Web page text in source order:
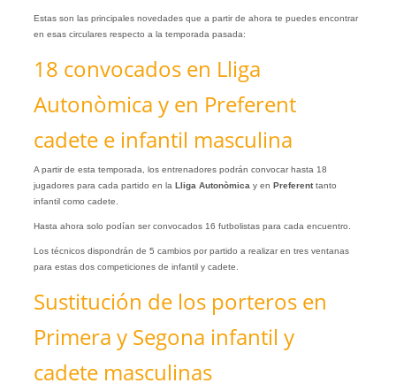
Estas son las principales novedades que a partir de ahora te puedes encontrar
en esas circulares respecto a la temporada pasada:
18 convocados en Lliga
Autonòmica y en Preferent
cadete e infantil masculina
A partir de esta temporada, los entrenadores podrán convocar hasta 18
jugadores para cada partido en la Lliga Autonòmica y en Preferenttanto
infantil como cadete.
Hasta ahora solo podían ser convocados 16 futbolistas para cada encuentro.
Los técnicos dispondrán de 5 cambios por partido a realizar en tres ventanas
para estas dos competiciones de infantil y cadete.
Sustitución de los porteros en
Primera y Segona infantil y
cadete masculinas